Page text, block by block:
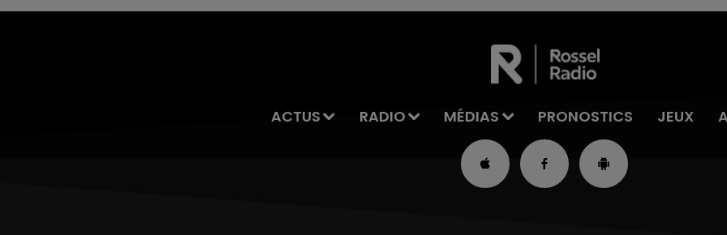
ACTUS RADIO MÉDIAS PRONOSTICS JEUX